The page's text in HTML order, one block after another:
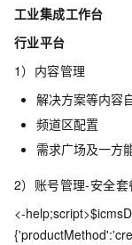
工业集成工作台
行业平台
1）内容管理
解决方案等内容
频道区配置
需求广场及一方
2）账号管理-安全套
<-